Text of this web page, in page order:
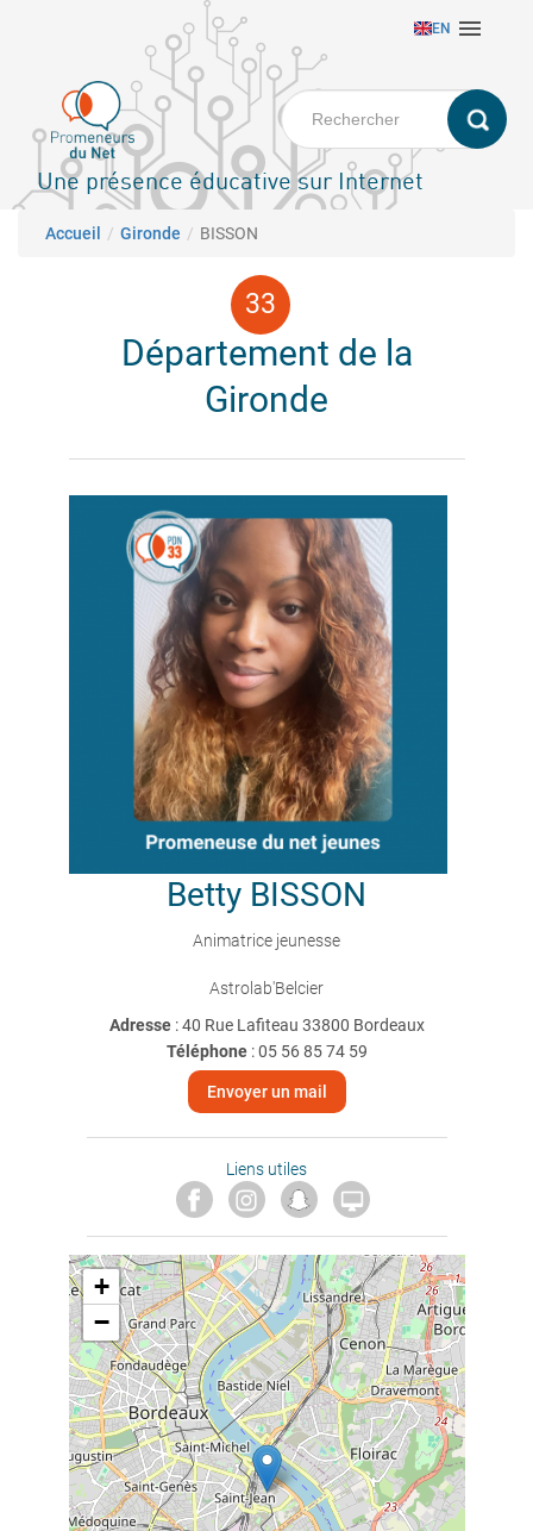
principal
EN 
Une présence éducative sur Internet
Fil d'Ariane
Accueil Gironde BISSON
Département de la
Gironde
Betty BISSON
Animatrice jeunesse
Astrolab'Belcier
Adresse : 40 Rue Lafiteau 33800 Bordeaux
Téléphone:05 56 85 74 59
Envoyer un mail
Liens utiles

+
−